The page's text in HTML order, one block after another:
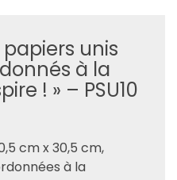
unis
à la
! » – PSU10
cm x 30,5 cm,
à la